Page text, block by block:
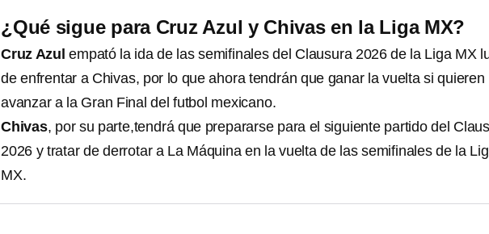
¿Qué sigue para Cruz Azul y Chivas en la Liga MX?
Cruz Azulempató la ida de las semifinales del Clausura 2026 de la Liga MX
de enfrentar a Chivas, por lo que ahora tendrán que ganar la vuelta si quieren
avanzar a la Gran Final del futbol mexicano.
Chivas, por su parte,tendrá que prepararse para el siguiente partido del
2026 y tratar de derrotar a La Máquina en la vuelta de las semifinales de la
MX.